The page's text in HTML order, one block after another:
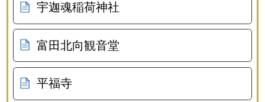
宇迦魂稲荷神社
富田北向観音堂
平福寺